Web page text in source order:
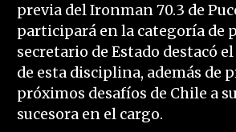
previa del Ironman 70.3 de
participará en la categoría de
secretario de Estado destacó
de esta disciplina, además de
próximos desafíos de Chile a
sucesora en el cargo.